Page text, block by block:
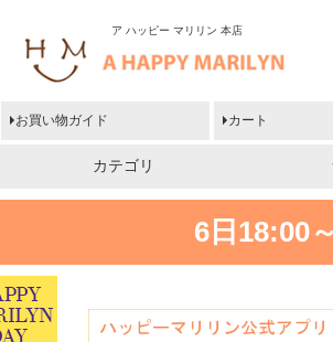
ア ハッピー マリリン 本店
お買い物ガイド カート
カテゴリ
6日18:00